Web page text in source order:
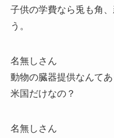
子供の学費なら兎も角
う。
名無しさん
動物の臓器提供なんてあ
米国だけなの？
名無しさん